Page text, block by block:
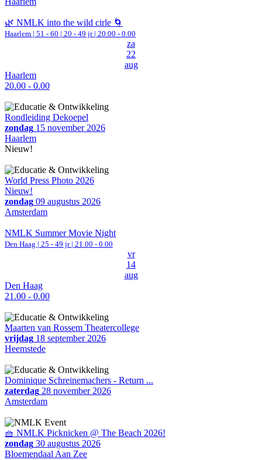
🌿 NMLK into the wild cirle 🌀
Haarlem | 51 - 60 | 20 - 49 jr | 20.00 - 0.00
za
22
aug
Haarlem
20.00 - 0.00
Rondleiding Dekoepel
zondag 15 november 2026
Haarlem
Nieuw!
World Press Photo 2026
Nieuw!
zondag 09 augustus 2026
Amsterdam
NMLK Summer Movie Night
Den Haag | 25 - 49 jr | 21.00 - 0.00
vr
14
aug
Den Haag
21.00 - 0.00
Maarten van Rossem Theatercollege
vrijdag 18 september 2026
Heemstede
Dominique Schreinemachers - Return ...
zaterdag 28 november 2026
Amsterdam
🧺 NMLK Picknicken @ The Beach 2026!
zondag 30 augustus 2026
Bloemendaal Aan Zee